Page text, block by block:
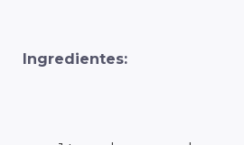
Ingredientes: